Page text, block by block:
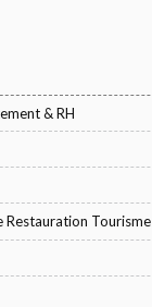
& RH
Tourisme